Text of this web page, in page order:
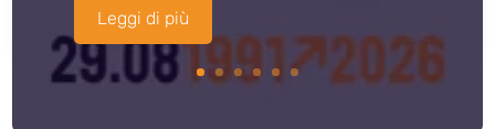
Leggi di più